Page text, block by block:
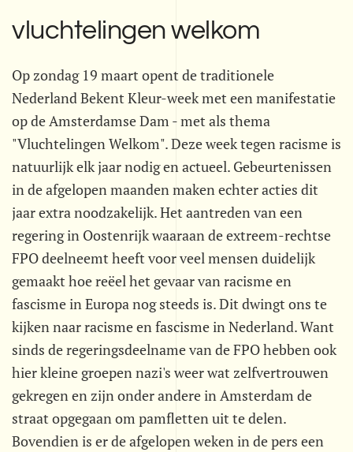
vluchtelingen welkom
Op zondag 19 maart opent de traditionele
Nederland Bekent Kleur-week met een manifestatie
op de Amsterdamse Dam - met als thema
"Vluchtelingen Welkom". Deze week tegen racisme is
natuurlijk elk jaar nodig en actueel. Gebeurtenissen
in de afgelopen maanden maken echter acties dit
jaar extra noodzakelijk. Het aantreden van een
regering in Oostenrijk waaraan de extreem-rechtse
FPO deelneemt heeft voor veel mensen duidelijk
gemaakt hoe reëel het gevaar van racisme en
fascisme in Europa nog steeds is. Dit dwingt ons te
kijken naar racisme en fascisme in Nederland. Want
sinds de regeringsdeelname van de FPO hebben ook
hier kleine groepen nazi's weer wat zelfvertrouwen
gekregen en zijn onder andere in Amsterdam de
straat opgegaan om pamfletten uit te delen.
Bovendien is er de afgelopen weken in de pers een